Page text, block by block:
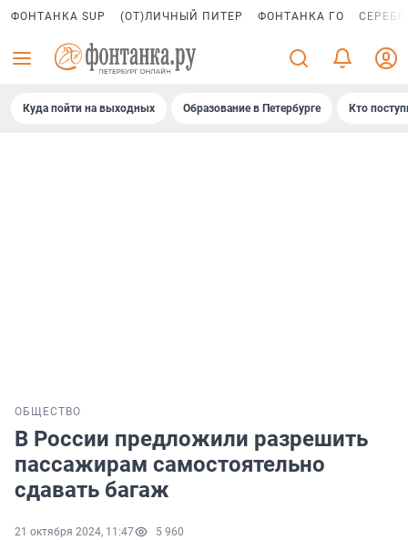
ФОНТАНКА SUP (ОТ)ЛИЧНЫЙ ПИТЕР ФОНТАНКА ГО
Куда пойти на выходных Образование в Петербурге Кто
ОБЩЕСТВО
В России предложили разрешить
пассажирам самостоятельно
сдавать багаж
21 октября 2024, 11:47 5 960